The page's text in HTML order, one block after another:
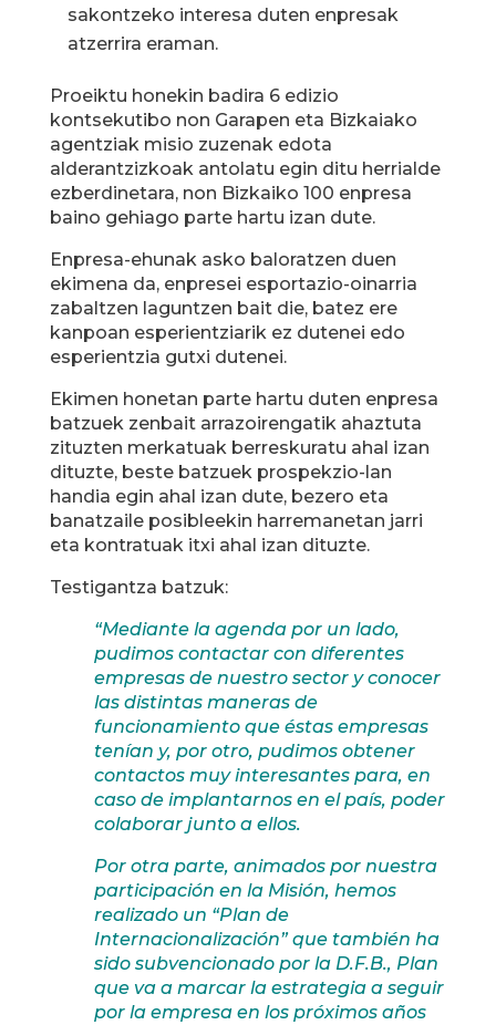
sakontzeko interesa duten enpresak
atzerrira eraman.
Proeiktu honekin badira 6 edizio
kontsekutibo non Garapen eta Bizkaiako
agentziak misio zuzenak edota
alderantzizkoak antolatu egin ditu herrialde
ezberdinetara, non Bizkaiko 100 enpresa
baino gehiago parte hartu izan dute.
Enpresa-ehunak asko baloratzen duen
ekimena da, enpresei esportazio-oinarria
zabaltzen laguntzen bait die, batez ere
kanpoan esperientziarik ez dutenei edo
esperientzia gutxi dutenei.
Ekimen honetan parte hartu duten enpresa
batzuek zenbait arrazoirengatik ahaztuta
zituzten merkatuak berreskuratu ahal izan
dituzte, beste batzuek prospekzio-lan
handia egin ahal izan dute, bezero eta
banatzaile posibleekin harremanetan jarri
eta kontratuak itxi ahal izan dituzte.
Testigantza batzuk:
“Mediante la agenda por un lado,
pudimos contactar con diferentes
empresas de nuestro sector y conocer
las distintas maneras de
funcionamiento que éstas empresas
tenían y, por otro, pudimos obtener
contactos muy interesantes para, en
caso de implantarnos en el país, poder
colaborar junto a ellos.
Por otra parte, animados por nuestra
participación en la Misión, hemos
realizado un “Plan de
Internacionalización” que también ha
sido subvencionado por la D.F.B., Plan
que va a marcar la estrategia a seguir
por la empresa en los próximos años